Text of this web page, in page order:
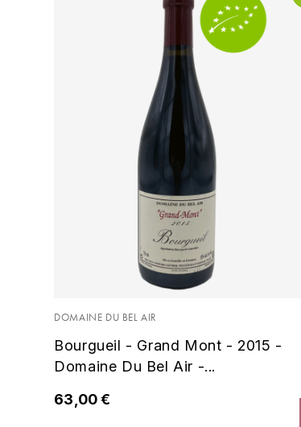
Format
Encépagement
DOMAINE DU BEL AIR
Bourgueil - Grand Mont - 2015 -
Domaine Du Bel Air -...
63,00 €